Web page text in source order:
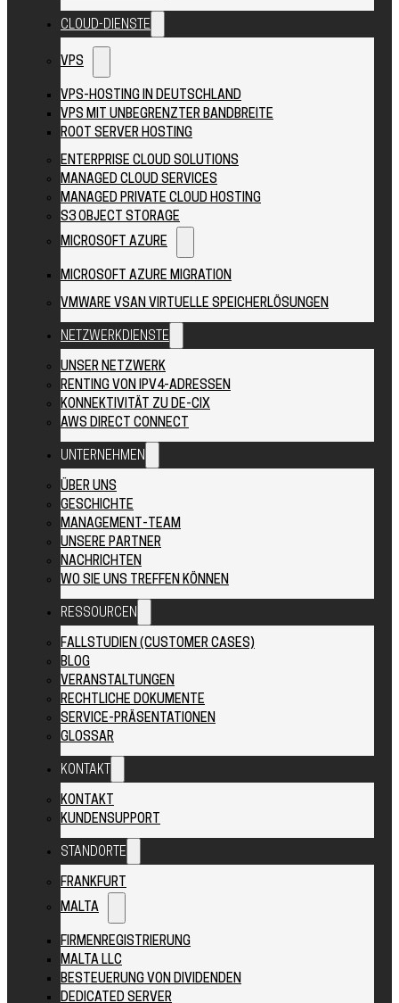
CLOUD-DIENSTE
VPS
VPS-HOSTING IN DEUTSCHLAND
VPS MIT UNBEGRENZTER BANDBREITE
ROOT SERVER HOSTING
ENTERPRISE CLOUD SOLUTIONS
MANAGED CLOUD SERVICES
MANAGED PRIVATE CLOUD HOSTING
S3 OBJECT STORAGE
MICROSOFT AZURE
MICROSOFT AZURE MIGRATION
VMWARE VSAN VIRTUELLE SPEICHERLÖSUNGEN
NETZWERKDIENSTE
UNSER NETZWERK
RENTING VON IPV4-ADRESSEN
KONNEKTIVITÄT ZU DE-CIX
AWS DIRECT CONNECT
UNTERNEHMEN
ÜBER UNS
GESCHICHTE
MANAGEMENT-TEAM
UNSERE PARTNER
NACHRICHTEN
WO SIE UNS TREFFEN KÖNNEN
RESSOURCEN
FALLSTUDIEN (CUSTOMER CASES)
BLOG
VERANSTALTUNGEN
RECHTLICHE DOKUMENTE
SERVICE-PRÄSENTATIONEN
GLOSSAR
KONTAKT
KONTAKT
KUNDENSUPPORT
STANDORTE
FRANKFURT
MALTA
FIRMENREGISTRIERUNG
MALTA LLC
BESTEUERUNG VON DIVIDENDEN
DEDICATED SERVER